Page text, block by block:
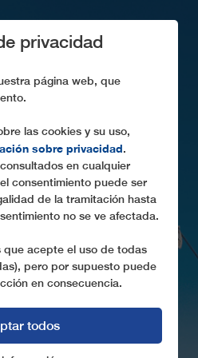
DE
compuesto un teleférico
privacidad
página web, que
las cookies y su uso,
sobre privacidad.
en cualquier
consentimiento puede ser
de la tramitación hasta
no se ve afectada.
que acepte el uso de todas
pero por supuesto puede
en consecuencia.
todos